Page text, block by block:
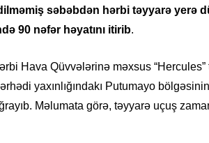
səbəbdən hərbi təyyarə yerə
90 nəfər həyatını itirib.
Hava Qüvvələrinə məxsus “Hercules”
yaxınlığındakı Putumayo
Məlumata görə, təyyarə uçuş